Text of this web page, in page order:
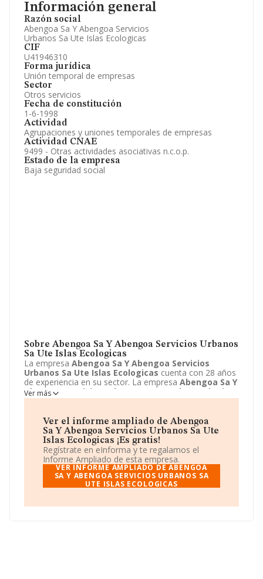
Información general
Razón social
Abengoa Sa Y Abengoa Servicios
Urbanos Sa Ute Islas Ecologicas
CIF
U41946310
Forma jurídica
Unión temporal de empresas
Sector
Otros servicios
Fecha de constitución
1-6-1998
Actividad
Agrupaciones y uniones temporales de empresas
Actividad CNAE
9499 - Otras actividades asociativas n.c.o.p.
Estado de la empresa
Baja seguridad social
Sobre Abengoa Sa Y Abengoa Servicios Urbanos
Sa Ute Islas Ecologicas
La empresa Abengoa Sa Y Abengoa Servicios
Urbanos Sa Ute Islas Ecologicas cuenta con 28 años
de experiencia en su sector. La empresa Abengoa Sa Y
Abengoa Servicios Urbanos Sa Ute Islas Ecologicas
con domicilio en Avenida la Buhaira, 2, Sevilla, Sevilla. Su
asociativas n.c.o.p.. La empresaAbengoa Sa Y
Abengoa Servicios Urbanos Sa Ute Islas Ecologicas
está inscrita como Unión temporal de empresas. La
cantidad de ventas de la empresa es Menor de 300 mil
Ver más
Ver el informe ampliado de Abengoa
Sa Y Abengoa Servicios Urbanos Sa Ute
Islas Ecologicas ¡Es gratis!
Regístrate en eInforma y te regalamos el
Informe Ampliado de esta empresa.
VER INFORME AMPLIADO DE ABENGOA
SA Y ABENGOA SERVICIOS URBANOS SA
UTE ISLAS ECOLOGICAS
Artículos de prensa publicados sobre la empresa.
Información oficial y registral complementaria.